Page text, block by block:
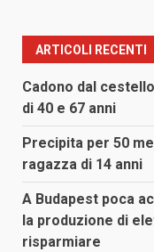
ARTICOLI RECENTI
Cadono dal
di 40 e 67 anni
Precipita per 50
ragazza di 14 anni
A Budapest poca
la produzione di
risparmiare